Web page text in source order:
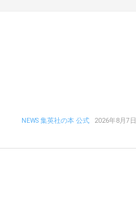
NEWS 集英社の本 公式 2026年8月7日